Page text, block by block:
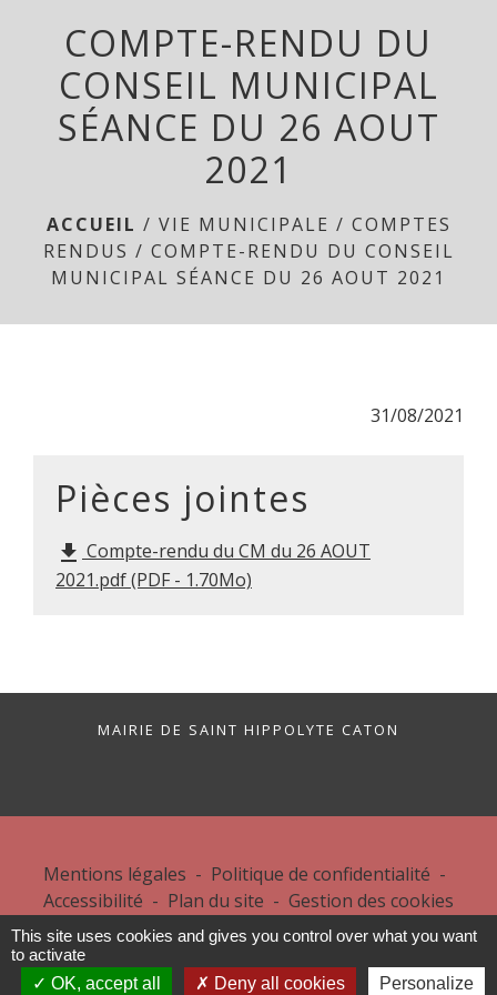
menu
COMPTE-RENDU DU
CONSEIL MUNICIPAL
SÉANCE DU 26 AOUT
2021
ACCUEIL / VIE MUNICIPALE / COMPTES
RENDUS / COMPTE-RENDU DU CONSEIL
MUNICIPAL SÉANCE DU 26 AOUT 2021
31/08/2021
Pièces jointes
file_download Compte-rendu du CM du 26 AOUT
2021.pdf (PDF - 1.70Mo)
MAIRIE DE SAINT HIPPOLYTE CATON
Mentions légales - Politique de confidentialité -
Accessibilité - Plan du site - Gestion des cookies
Site créé en partenariat avec Réseau des Communes
This site uses cookies and gives you control over what you want
to activate
OK, accept all
Deny all cookies Personalize